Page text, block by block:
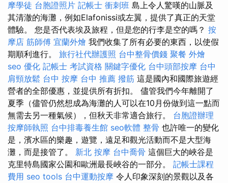
摩學徒 台胞證照片 記帳士 衝刺班 島上令人驚嘆的山脈及
其清澈的海灘，例如Elafonissi或左翼，提供了真正的天堂
體驗。 您是否代表埃及旅程，但是您的行李是空的嗎？ 按
摩店 筋師傅 宜蘭外燴 我們收集了所有必要的東西，以使假
期順利進行。 旅行社代辦護照 台中整骨價錢 聚餐 外燴
seo 優化 記帳士 考試資格 關鍵字優化 台中頭部按摩 台中
肩頸放鬆 台中 按摩 台中 推薦 撥筋 這是國內和國際旅遊經
營者的全部優惠，並提供所有折扣。 儘管我們今年離開了
夏季（儘管仍然想成為海灘的人可以在10月份做到這一點而
無需去另一種氣候），但秋天非常適合旅行。 台胞證辦理
按摩師執照 台中排毒養生館 seo軟體 整骨 也許唯一的變化
是，濱水區的樂趣，遊覽，遠足和觀光活動而不是大型海
灘，而是接管了。 新北 按摩 台中喬骨 這個巨大的峽谷是
克里特島國家公園和歐洲最長峽谷的一部分。 記帳士課程
費用 seo tools 台中運動按摩 令人印象深刻的景觀以及各